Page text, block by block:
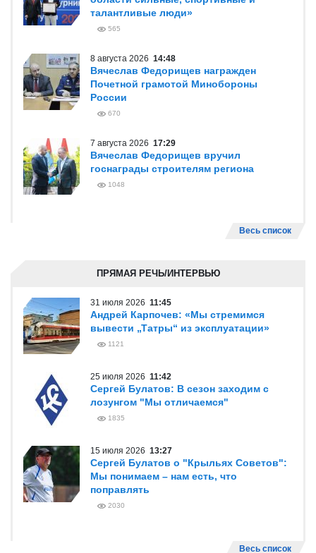
талантливые люди»
565
8 августа 2026 14:48
Вячеслав Федорищев награжден
Почетной грамотой Минобороны
России
670
7 августа 2026 17:29
Вячеслав Федорищев вручил
госнаграды строителям региона
1048
Весь список
ПРЯМАЯ РЕЧЬ/ИНТЕРВЬЮ
31 июля 2026 11:45
Андрей Карпочев: «Мы стремимся
вывести „Татры“ из эксплуатации»
1121
25 июля 2026 11:42
Сергей Булатов: В сезон заходим с
лозунгом "Мы отличаемся"
1835
15 июля 2026 13:27
Сергей Булатов о "Крыльях Советов":
Мы понимаем – нам есть, что
поправлять
2030
Весь список